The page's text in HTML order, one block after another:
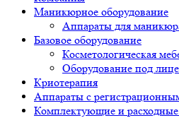
Маникюрное оборудование
Аппараты для
Базовое оборудование
Косметологическая
Оборудование под
Криотерапия
Аппараты c
Комплектующие и